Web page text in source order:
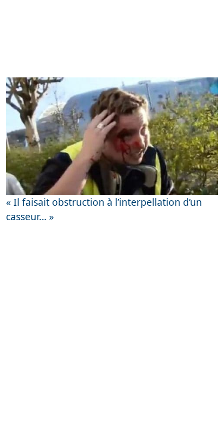
« Il faisait obstruction à l’interpellation d’un
casseur… »